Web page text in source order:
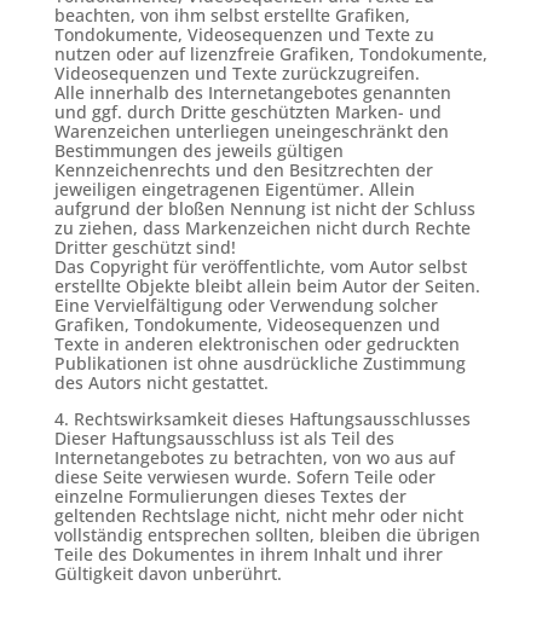
beachten, von ihm selbst erstellte Grafiken,
Tondokumente, Videosequenzen und Texte zu
nutzen oder auf lizenzfreie Grafiken, Tondokumente,
Videosequenzen und Texte zurückzugreifen.
Alle innerhalb des Internetangebotes genannten
und ggf. durch Dritte geschützten Marken- und
Warenzeichen unterliegen uneingeschränkt den
Bestimmungen des jeweils gültigen
Kennzeichenrechts und den Besitzrechten der
jeweiligen eingetragenen Eigentümer. Allein
aufgrund der bloßen Nennung ist nicht der Schluss
zu ziehen, dass Markenzeichen nicht durch Rechte
Dritter geschützt sind!
Das Copyright für veröffentlichte, vom Autor selbst
erstellte Objekte bleibt allein beim Autor der Seiten.
Eine Vervielfältigung oder Verwendung solcher
Grafiken, Tondokumente, Videosequenzen und
Texte in anderen elektronischen oder gedruckten
Publikationen ist ohne ausdrückliche Zustimmung
des Autors nicht gestattet.
4. Rechtswirksamkeit dieses Haftungsausschlusses
Dieser Haftungsausschluss ist als Teil des
Internetangebotes zu betrachten, von wo aus auf
diese Seite verwiesen wurde. Sofern Teile oder
einzelne Formulierungen dieses Textes der
geltenden Rechtslage nicht, nicht mehr oder nicht
vollständig entsprechen sollten, bleiben die übrigen
Teile des Dokumentes in ihrem Inhalt und ihrer
Gültigkeit davon unberührt.